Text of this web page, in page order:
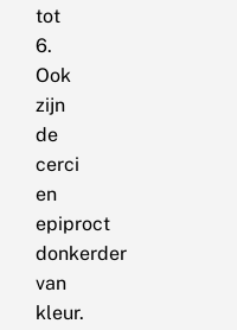
tot
6.
Ook
zijn
de
cerci
en
epiproct
donkerder
van
kleur.